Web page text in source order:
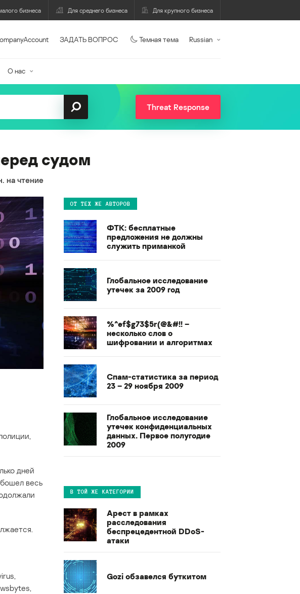
бизнеса Для среднего бизнеса Для крупного бизнеса
ЗАДАТЬ ВОПРОС Темная тема Russian
О нас
Threat Response
судом
на чтение
дней
весь
ОТ ТЕХ ЖЕ АВТОРОВ
ФТК: бесплатные
предложения не должны
служить приманкой
Глобальное исследование
утечек за 2009 год
%^ef$g73$5r(@&#!! –
несколько слов о
шифровании и алгоритмах
Спам-статистика за период
23 – 29 ноября 2009
Глобальное исследование
утечек конфиденциальных
данных. Первое полугодие
2009
В ТОЙ ЖЕ КАТЕГОРИИ
Арест в рамках
расследования
беспрецедентной DDoS-
атаки
Gozi обзавелся буткитом